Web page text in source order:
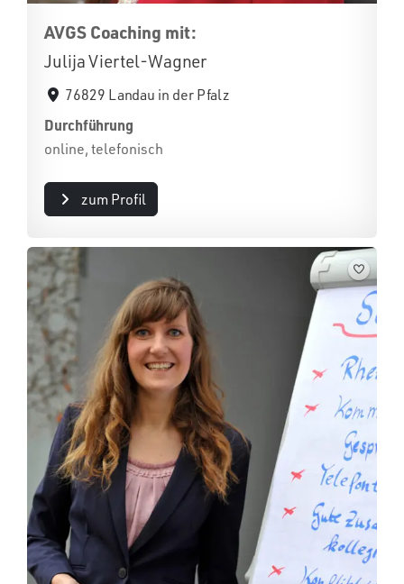
AVGS Coaching mit:
Julija Viertel-Wagner
76829 Landau in der Pfalz
Durchführung
online, telefonisch
zum Profil